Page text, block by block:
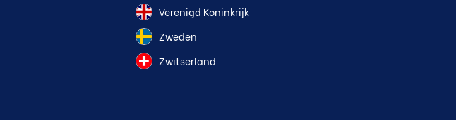
Verenigd Koninkrijk
Zweden
Zwitserland